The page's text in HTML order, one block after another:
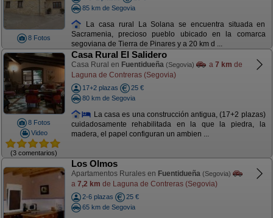
8 Fotos
85 km de Segovia
La casa rural La Solana se encuentra situada en
Sacramenia, precioso pueblo ubicado en la comarca
segoviana de Tierra de Pinares y a 20 km d ...
8 Fotos
Video
(3 comentarios)
Casa Rural El Salidero
Casa Rural en Fuentidueña (Segovia) a 7 km de
Laguna de Contreras (Segovia)
17+2 plazas
25 €
80 km de Segovia
La casa es una construcción antigua, (17+2 plazas)
cuidadosamente rehabilitada en la que la piedra, la
madera, el papel configuran un ambien ...
Los Olmos
Apartamentos Rurales en Fuentidueña (Segovia)
a 7,2 km de Laguna de Contreras (Segovia)
2-6 plazas
25 €
65 km de Segovia